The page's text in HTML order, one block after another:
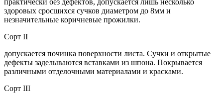
здоровых сросшихся сучков диаметром до 8мм и
незначительные коричневые прожилки.
Сорт II
допускается починка поверхности листа. Сучки и открытые
дефекты заделываются вставками из шпона. Покрывается
различными отделочными материалами и красками.
Сорт III